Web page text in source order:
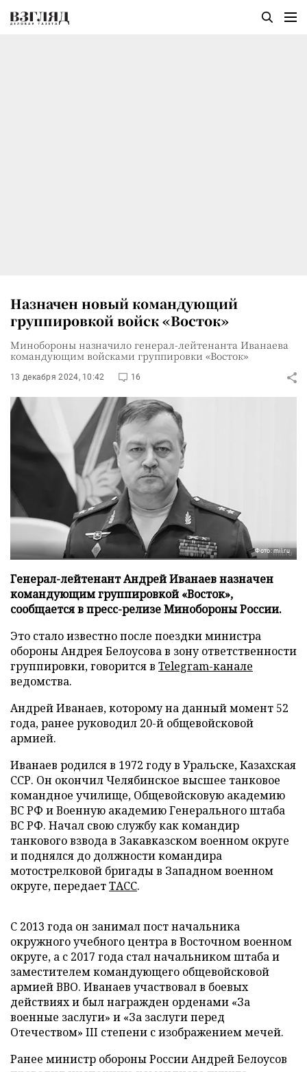
Назначен новый командующий
группировкой войск «Восток»
Минобороны назначило генерал-лейтенанта Иванаева
командующим войсками группировки «Восток»
13 декабря 2024, 10:42 16
Фото: mil.ru
Генерал-лейтенант Андрей Иванаев назначен
командующим группировкой «Восток»,
сообщается в пресс-релизе Минобороны России.
Это стало известно после поездки министра
обороны Андрея Белоусова в зону ответственности
группировки, говорится в Telegram-канале
ведомства.
Андрей Иванаев, которому на данный момент 52
года, ранее руководил 20-й общевойсковой
армией.
Иванаев родился в 1972 году в Уральске, Казахская
ССР. Он окончил Челябинское высшее танковое
командное училище, Общевойсковую академию
ВС РФ и Военную академию Генерального штаба
ВС РФ. Начал свою службу как командир
танкового взвода в Закавказском военном округе
и поднялся до должности командира
мотострелковой бригады в Западном военном
округе, передаетТАСС.
С 2013 года он занимал пост начальника
окружного учебного центра в Восточном военном
округе, а с 2017 года стал начальником штаба и
заместителем командующего общевойсковой
армией ВВО. Иванаев участвовал в боевых
действиях и был награжден орденами «За
военные заслуги» и «За заслуги перед
Отечеством» III степени с изображением мечей.
Ранее министр обороны России Андрей Белоусов